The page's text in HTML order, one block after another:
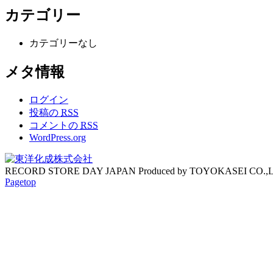
カテゴリー
カテゴリーなし
メタ情報
ログイン
投稿の RSS
コメントの RSS
WordPress.org
RECORD STORE DAY JAPAN Produced by TOYOKASEI
Pagetop